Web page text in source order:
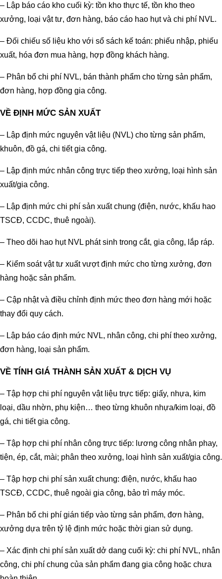
– Lập báo cáo kho cuối kỳ: tồn kho thực tế, tồn kho theo
xưởng, loại vật tư, đơn hàng, báo cáo hao hụt và chi phí NVL.
– Đối chiếu số liệu kho với sổ sách kế toán: phiếu nhập, phiếu
xuất, hóa đơn mua hàng, hợp đồng khách hàng.
– Phân bổ chi phí NVL, bán thành phẩm cho từng sản phẩm,
đơn hàng, hợp đồng gia công.
VỀ ĐỊNH MỨC SẢN XUẤT
– Lập định mức nguyên vật liệu (NVL) cho từng sản phẩm,
khuôn, đồ gá, chi tiết gia công.
– Lập định mức nhân công trực tiếp theo xưởng, loại hình sản
xuất/gia công.
– Lập định mức chi phí sản xuất chung (điện, nước, khấu hao
TSCĐ, CCDC, thuê ngoài).
– Theo dõi hao hụt NVL phát sinh trong cắt, gia công, lắp ráp.
– Kiểm soát vật tư xuất vượt định mức cho từng xưởng, đơn
hàng hoặc sản phẩm.
– Cập nhật và điều chỉnh định mức theo đơn hàng mới hoặc
thay đổi quy cách.
– Lập báo cáo định mức NVL, nhân công, chi phí theo xưởng,
đơn hàng, loại sản phẩm.
VỀ TÍNH GIÁ THÀNH SẢN XUẤT & DỊCH VỤ
– Tập hợp chi phí nguyên vật liệu trực tiếp: giấy, nhựa, kim
loại, dầu nhờn, phụ kiện… theo từng khuôn nhựa/kim loại, đồ
gá, chi tiết gia công.
– Tập hợp chi phí nhân công trực tiếp: lương công nhân phay,
tiện, ép, cắt, mài; phân theo xưởng, loại hình sản xuất/gia công.
– Tập hợp chi phí sản xuất chung: điện, nước, khấu hao
TSCĐ, CCDC, thuê ngoài gia công, bảo trì máy móc.
– Phân bổ chi phí gián tiếp vào từng sản phẩm, đơn hàng,
xưởng dựa trên tỷ lệ định mức hoặc thời gian sử dụng.
– Xác định chi phí sản xuất dở dang cuối kỳ: chi phí NVL, nhân
công, chi phí chung của sản phẩm đang gia công hoặc chưa